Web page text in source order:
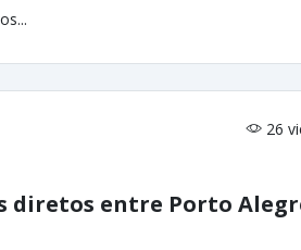
26
diretos entre Porto